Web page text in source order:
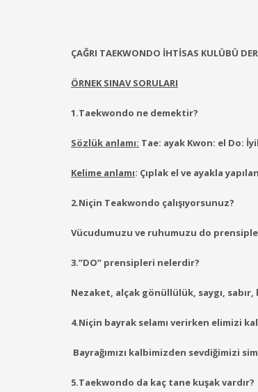
ÇAĞRI TAEKWONDO İHTİSAS KULÜBÜ
ÖRNEK SINAV SORULARI
1.Taekwondo ne
Sözlük anlamı: Tae: ayak Kwon: el Do:
Kelime anlamı: Çıplak el ve ayakla
2.Niçin Teakwondo çalışıyorsunuz?
Vücudumuzu ve ruhumuzu do
3.”DO” prensipleri nelerdir?
Nezaket, alçak gönüllülük, saygı,
4.Niçin bayrak selamı verirken elimizi
Bayrağımızı kalbimizden sevdiğimizi
5.Taekwondo da kaç tane kuşak vardır?